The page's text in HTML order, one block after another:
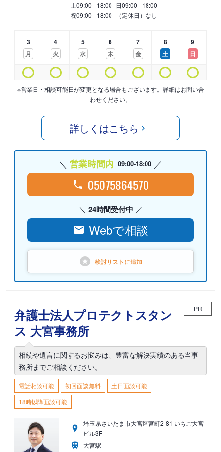
土09:00 - 18:00 日09:00 - 18:00
祝09:00 - 18:00 （定休日）なし
3
月
4
火
5
水
6
木
7
金
8
土
9
日
※営業日・相談可能日が変更となる場合もございます。詳細はお問い合
わせください。
詳しくはこちら
営業時間内 09:00-18:00
05075864570
24時間受付中
Webで相談
検討リストに追加
弁護士法人プロテクトスタン
ス 大宮事務所
PR
相続や遺言に関するお悩みは、豊富な解決実績のある当事
務所までご相談ください。
電話相談可能 初回面談無料
土日面談可能
18時以降面談可能
埼玉県さいたま市大宮区宮町2-81 いちご大宮
ビル3F
大宮駅